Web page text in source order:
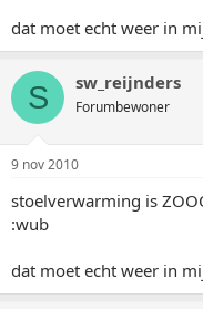
dat moet echt weer in
S sw_reijnders
Forumbewoner
9 nov 2010
stoelverwarming is
:wub
dat moet echt weer in